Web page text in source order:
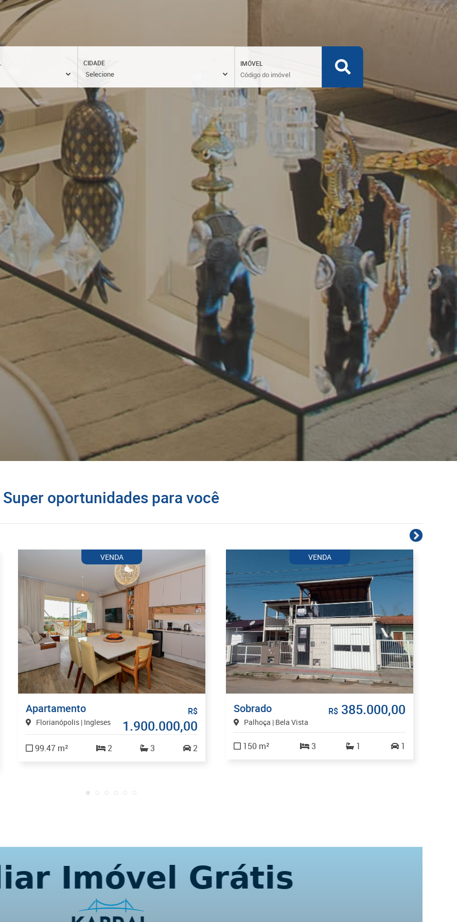
CIDADE IMÓVEL
Super oportunidades para você
VENDA
Apartamento
Florianópolis | Ingleses
R$
1.900.000,00
99.47 m² 2 3 2
VENDA
Sobrado
Palhoça | Bela Vista
R$ 385.000,00
150 m² 3 1 1